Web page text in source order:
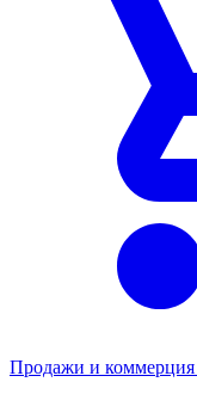
Продажи и коммерция